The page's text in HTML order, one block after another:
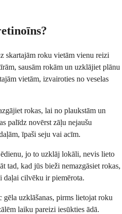
skartajām roku vietām vienu reizi
sausām rokām un uzklājiet plānu
vietām, izvairoties no veselas
rokas, lai no plaukstām un
palīdz novērst zāļu nejaušu
īpaši seju vai acīm.
jo to uzklāj lokāli, nevis lieto
tad, kad jūs bieži nemazgāsiet rokas,
daļai cilvēku ir piemērota.
gēla uzklāšanas, pirms lietojat roku
laiku pareizi iesūkties ādā.